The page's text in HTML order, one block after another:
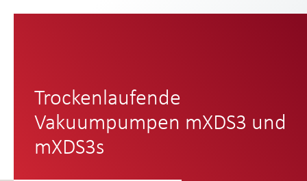
Trockenlaufende
Vakuumpumpen mXDS3 und
mXDS3s